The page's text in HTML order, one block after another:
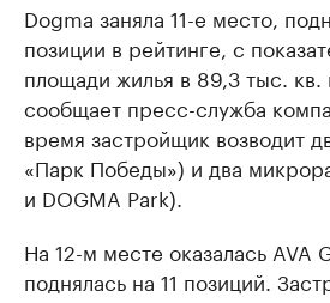
Dogma заняла 11-е место,
позиции в рейтинге, с
площади жилья в 89,3 тыс. кв.
сообщает пресс-служба
время застройщик возводит
«Парк Победы») и два
и DOGMA Park).
На 12-м месте оказалась AVA
поднялась на 11 позиций.